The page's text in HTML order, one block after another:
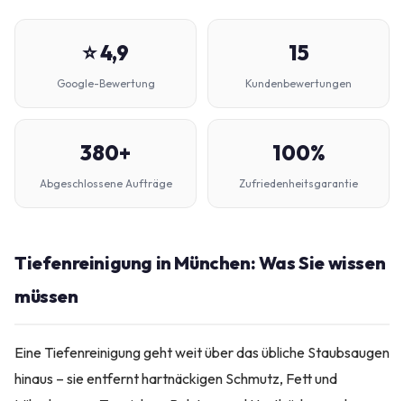
⭐ 4,9
Google-Bewertung
15
Kundenbewertungen
380+
Abgeschlossene Aufträge
100%
Zufriedenheitsgarantie
Tiefenreinigung in München: Was Sie wissen
müssen
Eine Tiefenreinigung geht weit über das übliche Staubsaugen
hinaus – sie entfernt hartnäckigen Schmutz, Fett und